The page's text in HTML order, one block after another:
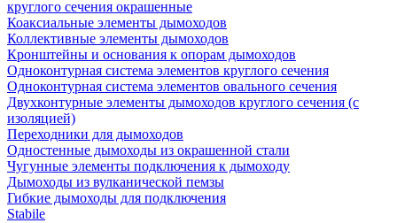
круглого сечения окрашенные
Коаксиальные элементы дымоходов
Коллективные элементы дымоходов
Кронштейны и основания к опорам дымоходов
Одноконтурная система элементов круглого сечения
Одноконтурная система элементов овального сечения
Двухконтурные элементы дымоходов круглого сечения (с
изоляцией)
Переходники для дымоходов
Одностенные дымоходы из окрашенной стали
Чугунные элементы подключения к дымоходу
Дымоходы из вулканической пемзы
Гибкие дымоходы для подключения
Stabile